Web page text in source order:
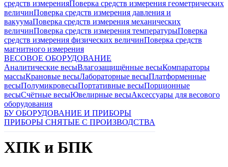
средств измеренияПоверка средств измерения геометрических
величинПоверка средств измерения давления и
вакуумаПоверка средств измерения механических
величинПоверка средств измерения температурыПоверка
средств измерения физических величинПоверка средств
магнитного измерения
ВЕСОВОЕ ОБОРУДОВАНИЕ
Аналитические весыВлагозащищённые весыКомпараторы
массыКрановые весыЛабораторные весыПлатформенные
весыПолумикровесыПортативные весыПорционные
весыСчётные весыЮвелирные весыАксессуары для весового
оборудования
БУ ОБОРУДОВАНИЕ И ПРИБОРЫ
ПРИБОРЫ СНЯТЫЕ С ПРОИЗВОДСТВА
ХПК и БПК